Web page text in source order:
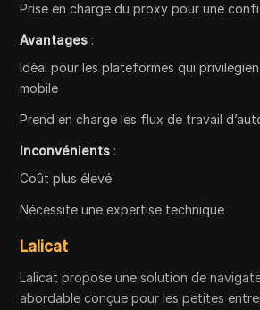
Prise en charge du proxy pour une
Avantages :
Idéal pour les plateformes qui
mobile
Prend en charge les flux de travail
Inconvénients :
Coût plus élevé
Nécessite une expertise technique
Lalicat
Lalicat propose une solution de
abordable conçue pour les petites